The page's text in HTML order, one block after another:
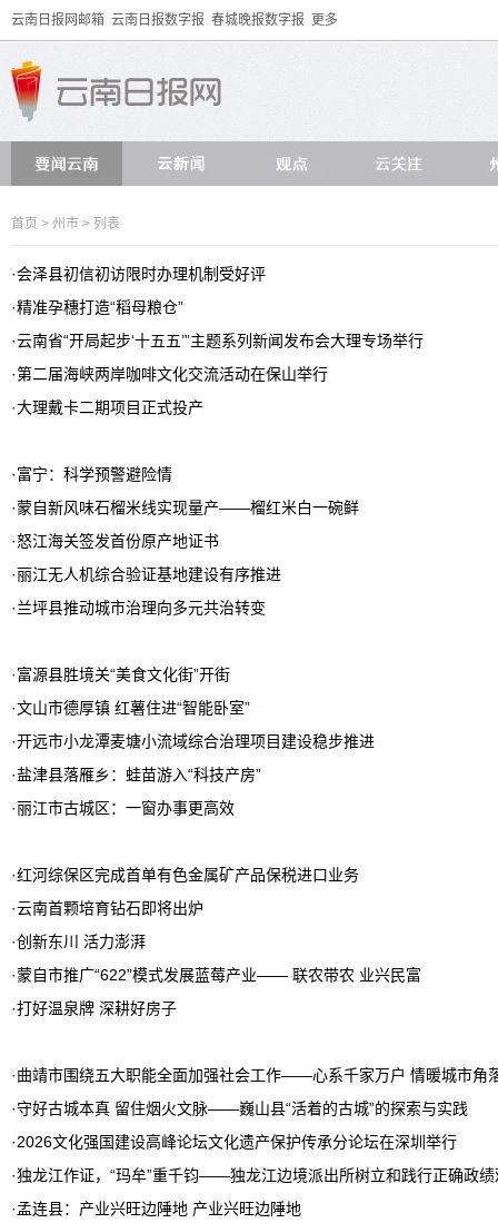
云南日报网邮箱 云南日报数字报 春城晚报数字报 更多
首页 > 州市 > 列表
·会泽县初信初访限时办理机制受好评
·精准孕穗打造“稻母粮仓”
·云南省“开局起步‘十五五’”主题系列新闻发布会大理专场举行
·第二届海峡两岸咖啡文化交流活动在保山举行
·大理戴卡二期项目正式投产
·富宁：科学预警避险情
·蒙自新风味石榴米线实现量产——榴红米白一碗鲜
·怒江海关签发首份原产地证书
·丽江无人机综合验证基地建设有序推进
·兰坪县推动城市治理向多元共治转变
·富源县胜境关“美食文化街”开街
·文山市德厚镇 红薯住进“智能卧室”
·开远市小龙潭麦塘小流域综合治理项目建设稳步推进
·盐津县落雁乡：蛙苗游入“科技产房”
·丽江市古城区：一窗办事更高效
·红河综保区完成首单有色金属矿产品保税进口业务
·云南首颗培育钻石即将出炉
·创新东川 活力澎湃
·蒙自市推广“622”模式发展蓝莓产业—— 联农带农 业兴民富
·打好温泉牌 深耕好房子
·曲靖市围绕五大职能全面加强社会工作——心系千家万户 情暖城市角
·守好古城本真 留住烟火文脉——巍山县“活着的古城”的探索与实践
·2026文化强国建设高峰论坛文化遗产保护传承分论坛在深圳举行
·独龙江作证，“玛牟”重千钧——独龙江边境派出所树立和践行正确政绩
·孟连县：产业兴旺边陲地 产业兴旺边陲地